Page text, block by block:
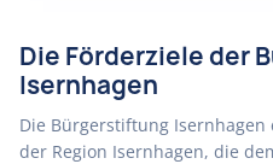
Die Förderziele der
Isernhagen
Die Bürgerstiftung
der Region Isernhagen, die